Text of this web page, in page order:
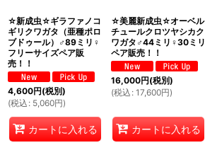
☆新成虫☆ギラファノコ
ギリクワガタ（亜種ポロ
ブドゥール）♂89ミリ♀
フリーサイズペア販
売！！
4,600円(税別)
(税込 : 5,060円)
カートに入れる
☆美麗新成虫☆オーベル
チュールクロツヤシカク
ワガタ♂44ミリ♀30ミリ
ペア販売！！
16,000円(税別)
(税込 : 17,600円)
カートに入れる